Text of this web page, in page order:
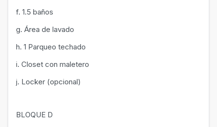
f. 1.5 baños
g. Área de lavado
h. 1 Parqueo techado
i. Closet con maletero
j. Locker (opcional)
BLOQUE D